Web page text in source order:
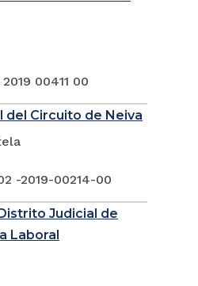
2019 00411 00
del Circuito de Neiva
-2019-00214-00
Judicial de
Laboral